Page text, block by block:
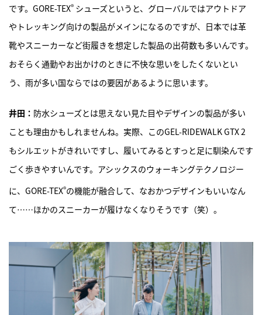
です。GORE-TEX® シューズというと、グローバルではアウトドア
やトレッキング向けの製品がメインになるのですが、日本では革
靴やスニーカーなど街履きを想定した製品の出荷数も多いんです。
おそらく通勤やお出かけのときに不快な思いをしたくないとい
う、雨が多い国ならではの要因があるように思います。
井田： 防水シューズとは思えない見た目やデザインの製品が多い
ことも理由かもしれませんね。実際、このGEL-RIDEWALK GTX 2
もシルエットがきれいですし、履いてみるとすっと足に馴染んです
ごく歩きやすいんです。アシックスのウォーキングテクノロジー
に、GORE-TEX®の機能が融合して、なおかつデザインもいいなん
て……ほかのスニーカーが履けなくなりそうです（笑）。